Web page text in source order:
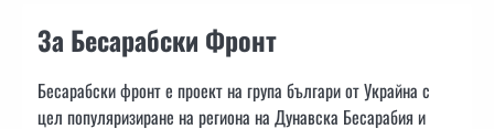
За Бесарабски Фронт
Бесарабски фронт е проект на група българи от Украйна с
цел популяризиране на региона на Дунавска Бесарабия и